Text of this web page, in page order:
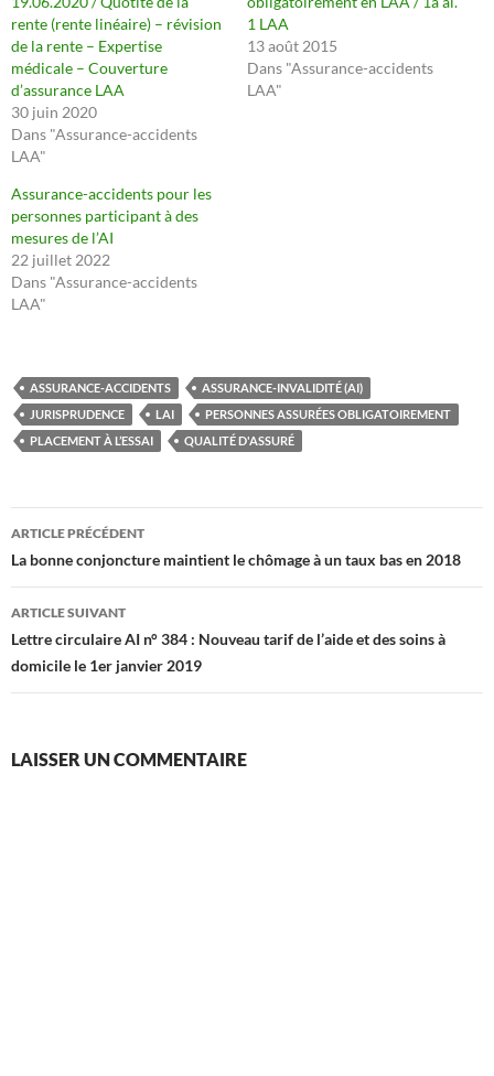
rente (rente linéaire) – révision
de la rente – Expertise
médicale – Couverture
d’assurance LAA
30 juin 2020
Dans "Assurance-accidents
LAA"
1 LAA
13 août 2015
Dans "Assurance-accidents
LAA"
Assurance-accidents pour les
personnes participant à des
mesures de l’AI
22 juillet 2022
Dans "Assurance-accidents
LAA"
ASSURANCE-ACCIDENTS
ASSURANCE-INVALIDITÉ (AI)
JURISPRUDENCE
LAI
PERSONNES ASSURÉES OBLIGATOIREMENT
PLACEMENT À L’ESSAI
QUALITÉ D'ASSURÉ
Navigation
des
articles
ARTICLE PRÉCÉDENT
La bonne conjoncture maintient le chômage à un taux bas en 2018
ARTICLE SUIVANT
Lettre circulaire AI n° 384 : Nouveau tarif de l’aide et des soins à
domicile le 1er janvier 2019
LAISSER UN COMMENTAIRE